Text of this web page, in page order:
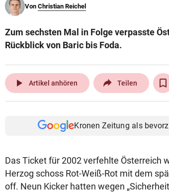
© Krone Multimedia GmbH & Co KG 2026
Von Christian Reichel
Zum sechsten Mal in Folge verpasste
Rückblick von Baric bis Foda.
play_arrow Artikel anhören Teilen
Kronen Zeitung als
Das Ticket für 2002 verfehlte Österreich
Herzog schoss Rot-Weiß-Rot mit dem
off. Neun Kicker hatten wegen